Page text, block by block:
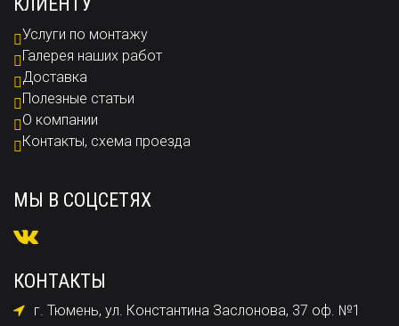
Услуги по монтажу
Галерея наших работ
Доставка
Полезные статьи
О компании
Контакты, схема проезда
МЫ В СОЦСЕТЯХ
КОНТАКТЫ
г. Тюмень, ул. Константина Заслонова, 37 оф. №1